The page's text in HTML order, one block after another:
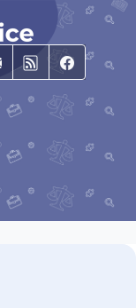
E-mailRSS